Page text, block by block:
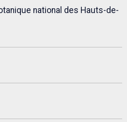
national des Hauts-de-